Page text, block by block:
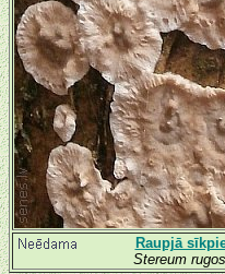
Raupjā
Stereum